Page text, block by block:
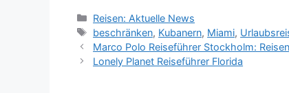
Kategorien
Reisen: Aktuelle News
Schlagwörter
beschränken, Kubanern, Miami,
Marco Polo Reiseführer Stockholm:
Lonely Planet Reiseführer Florida